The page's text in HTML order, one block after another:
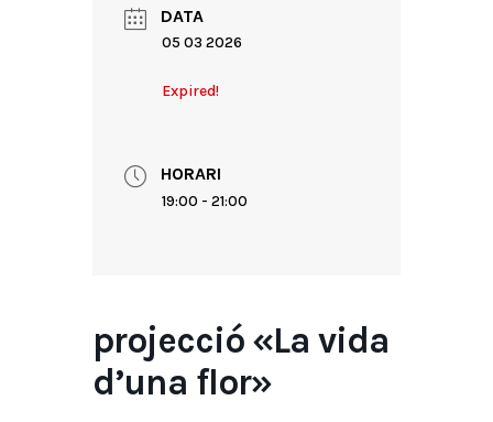
DATA
05 03 2026
Expired!
HORARI
19:00 - 21:00
projecció «La vida
d’una flor»